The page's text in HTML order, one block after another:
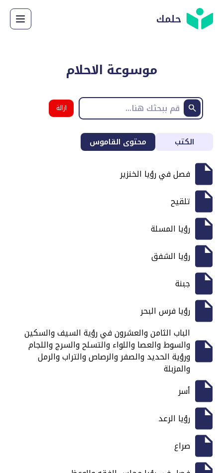
حلمك
موسوعة الاحلام
ازالة
البحث
الكتب محتوى القاموس
فصل في رؤيا الخنزير
تلقيح
رؤيا المسلة
رؤيا الشفق
جبنة
رؤيا فرس البحر
الباب الثامن والعشرون في رؤية السيف والسكين
والسوط والعصا واللواء والتسلح والسرج واللجام
ورؤية الحديد والصفر والرصاص والتراب والرمل
والمزبلة
أسر
رؤيا الرعد
صراع